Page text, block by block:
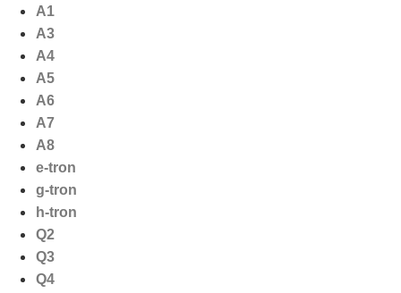
naar
inhoud
A1
A3
A4
A5
A6
A7
A8
e-tron
g-tron
h-tron
Q2
Q3
Q4